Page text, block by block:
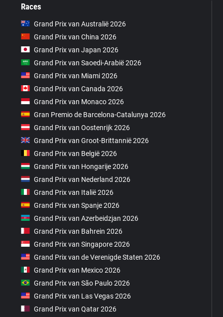
Races
Grand Prix van Australië 2026
Grand Prix van China 2026
Grand Prix van Japan 2026
Grand Prix van Saoedi-Arabië 2026
Grand Prix van Miami 2026
Grand Prix van Canada 2026
Grand Prix van Monaco 2026
Gran Premio de Barcelona-Catalunya 2026
Grand Prix van Oostenrijk 2026
Grand Prix van Groot-Brittannië 2026
Grand Prix van België 2026
Grand Prix van Hongarije 2026
Grand Prix van Nederland 2026
Grand Prix van Italië 2026
Grand Prix van Spanje 2026
Grand Prix van Azerbeidzjan 2026
Grand Prix van Bahrein 2026
Grand Prix van Singapore 2026
Grand Prix van de Verenigde Staten 2026
Grand Prix van Mexico 2026
Grand Prix van São Paulo 2026
Grand Prix van Las Vegas 2026
Grand Prix van Qatar 2026